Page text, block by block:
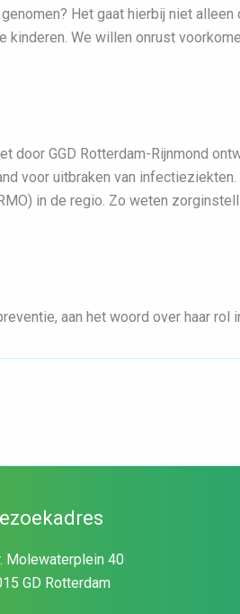
Het gaat hierbij niet
We willen onrust
door GGD Rotterdam-Rijnmond
voor uitbraken van
in de regio. Zo weten
aan het woord over haar rol
Molewaterplein 40
GD Rotterdam